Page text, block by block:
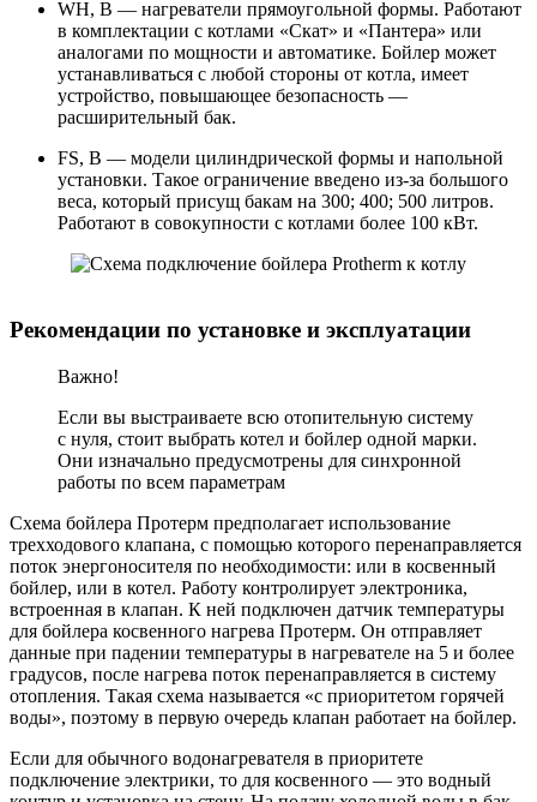
WH, B — нагреватели прямоугольной формы. Работают
в комплектации с котлами «Скат» и «Пантера» или
аналогами по мощности и автоматике. Бойлер может
устанавливаться с любой стороны от котла, имеет
устройство, повышающее безопасность —
расширительный бак.
FS, B — модели цилиндрической формы и напольной
установки. Такое ограничение введено из-за большого
веса, который присущ бакам на 300; 400; 500 литров.
Работают в совокупности с котлами более 100 кВт.
Рекомендации по установке и эксплуатации
Важно!
Если вы выстраиваете всю отопительную систему
с нуля, стоит выбрать котел и бойлер одной марки.
Они изначально предусмотрены для синхронной
работы по всем параметрам
Схема бойлера Протерм предполагает использование
трехходового клапана, с помощью которого перенаправляется
поток энергоносителя по необходимости: или в косвенный
бойлер, или в котел. Работу контролирует электроника,
встроенная в клапан. К ней подключен датчик температуры
для бойлера косвенного нагрева Протерм. Он отправляет
данные при падении температуры в нагревателе на 5 и более
градусов, после нагрева поток перенаправляется в систему
отопления. Такая схема называется «с приоритетом горячей
воды», поэтому в первую очередь клапан работает на бойлер.
Если для обычного водонагревателя в приоритете
подключение электрики, то для косвенного — это водный